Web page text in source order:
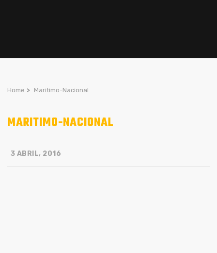
Home > Maritimo-Nacional
MARITIMO-NACIONAL
3 ABRIL, 2016